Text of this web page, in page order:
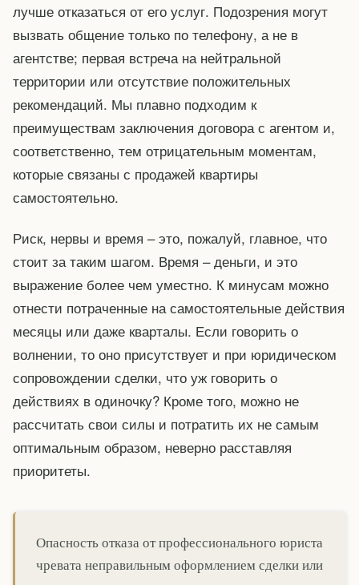
лучше отказаться от его услуг. Подозрения могут
вызвать общение только по телефону, а не в
агентстве; первая встреча на нейтральной
территории или отсутствие положительных
рекомендаций. Мы плавно подходим к
преимуществам заключения договора с агентом и,
соответственно, тем отрицательным моментам,
которые связаны с продажей квартиры
самостоятельно.
Риск, нервы и время – это, пожалуй, главное, что
стоит за таким шагом. Время – деньги, и это
выражение более чем уместно. К минусам можно
отнести потраченные на самостоятельные действия
месяцы или даже кварталы. Если говорить о
волнении, то оно присутствует и при юридическом
сопровождении сделки, что уж говорить о
действиях в одиночку? Кроме того, можно не
рассчитать свои силы и потратить их не самым
оптимальным образом, неверно расставляя
приоритеты.
Опасность отказа от профессионального юриста
чревата неправильным оформлением сделки или